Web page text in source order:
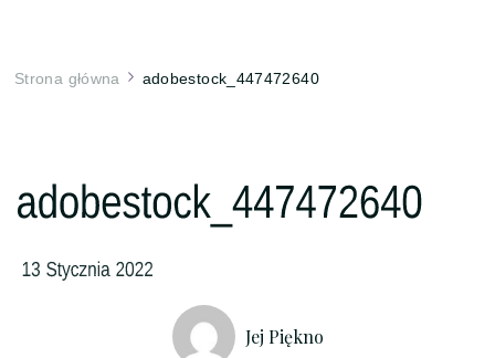
Strona główna adobestock_447472640
Jej Piękno